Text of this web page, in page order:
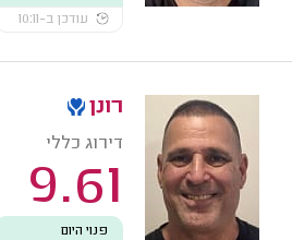
עודכן ב-10:11
רונן
דירוג כללי
9.61
פנוי היום